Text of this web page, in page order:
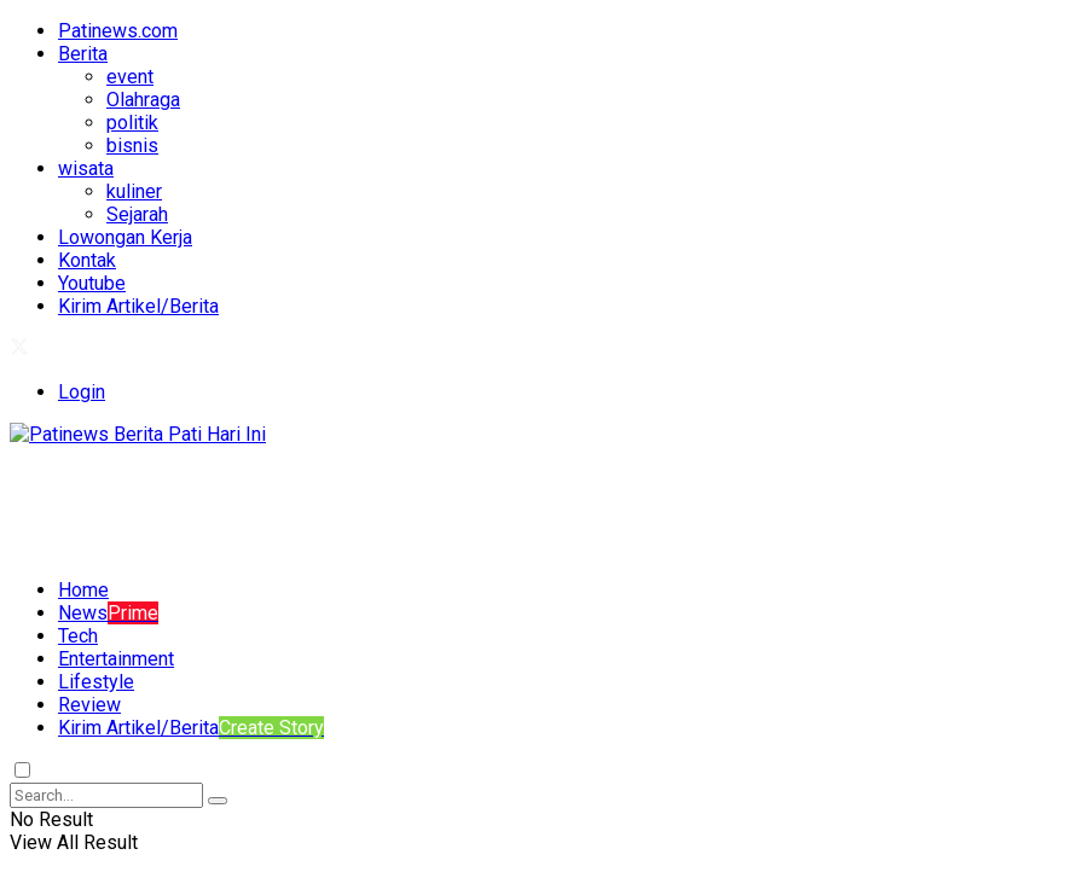
Patinews.com
Berita
event
Olahraga
politik
bisnis
wisata
kuliner
Sejarah
Lowongan Kerja
Kontak
Youtube
Kirim Artikel/Berita
Login
Home
NewsPrime
Tech
Entertainment
Lifestyle
Review
Kirim Artikel/BeritaCreate Story
No Result
View All Result